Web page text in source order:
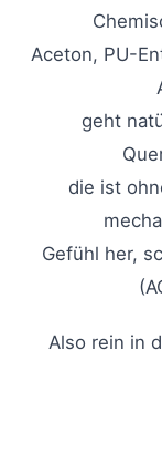
Aceton, PU-
geht
die ist
Gefühl her,
Also rein in